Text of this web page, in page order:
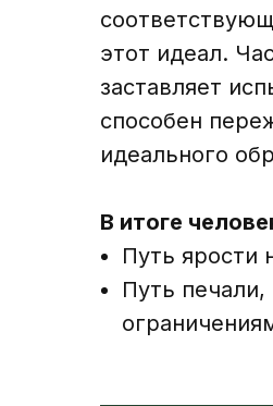
этот идеал.
заставляет
способен
идеального
В итоге
Путь ярости
Путь